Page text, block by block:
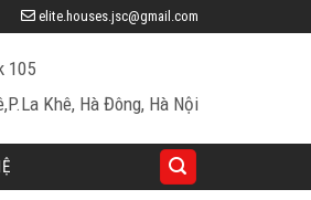
elite.houses.jsc@gmail.com
105
Khê, Hà Đông, Hà Nội